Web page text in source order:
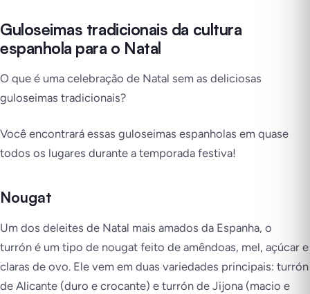
Guloseimas tradicionais da cultura
espanhola para o Natal
O que é uma celebração de Natal sem as deliciosas
guloseimas tradicionais?
Você encontrará essas guloseimas espanholas em quase
todos os lugares durante a temporada festiva!
Nougat
Um dos deleites de Natal mais amados da Espanha, o
turrón é um tipo de nougat feito de amêndoas, mel, açúcar e
claras de ovo. Ele vem em duas variedades principais: turrón
de Alicante (duro e crocante) e turrón de Jijona (macio e